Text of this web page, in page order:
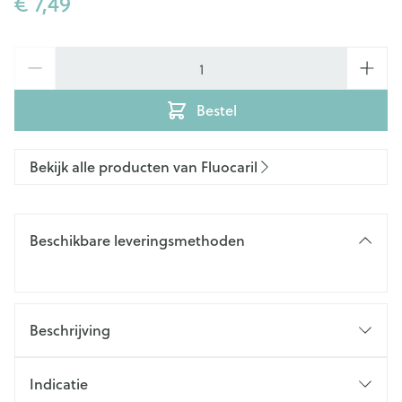
Bestel
Bekijk alle producten van Fluocaril
Beschikbare leveringsmethoden
Beschrijving
Indicatie